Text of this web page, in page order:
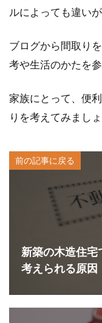
ルによっても違い
ブログから間取り
考や生活のかたを
家族にとって、便
りを考えてみましょ
前の記事に戻る
新築の木造住宅
考えられる原因